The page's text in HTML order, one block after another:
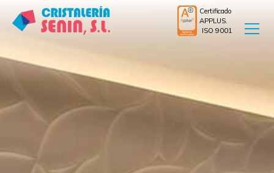
Certificado
APPLUS.
ISO 9001